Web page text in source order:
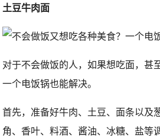
土豆牛肉面
对于不会做饭的人，如果想吃面，甚
一个电饭锅也能解决。
首先，准备好牛肉、土豆、面条以及
角、香叶、料酒、酱油、冰糖、盐等